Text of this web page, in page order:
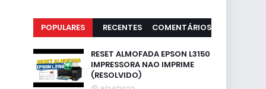
POPULARES RECENTES COMENTÁRIOS
RESET ALMOFADA EPSON L3150
IMPRESSORA NAO IMPRIME
(RESOLVIDO)